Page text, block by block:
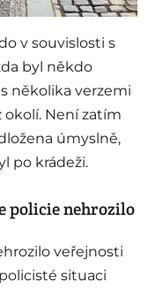
v souvislosti s
byl někdo
několika verzemi
okolí. Není zatím
úmyslně,
po krádeži.
policie nehrozilo
veřejnosti
situaci